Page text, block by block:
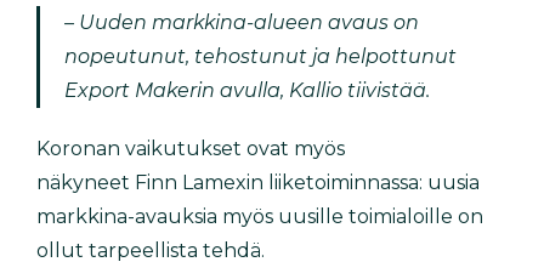
– Uuden markkina-alueen avaus on
nopeutunut, tehostunut ja helpottunut
Export Makerin avulla, Kallio tiivistää.
Koronan vaikutukset ovat myös
näkyneet Finn Lamexin liiketoiminnassa: uusia
markkina-avauksia myös uusille toimialoille on
ollut tarpeellista tehdä.